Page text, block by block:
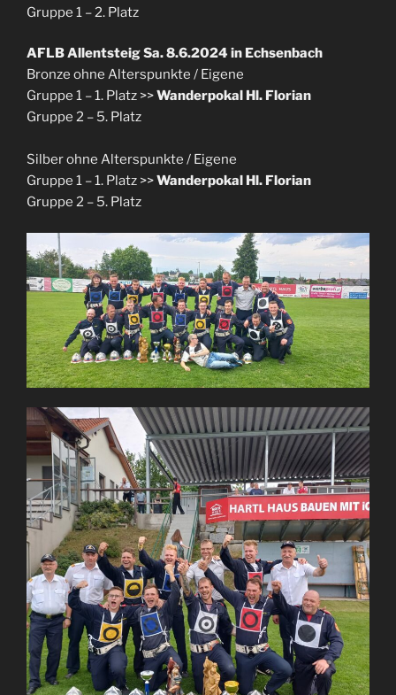
Gruppe 1 – 2. Platz
AFLB AllentsteigSa. 8.6.2024 in Echsenbach
Bronze ohne Alterspunkte / Eigene
Gruppe 1 – 1. Platz >>Wanderpokal Hl. Florian
Gruppe 2 – 5. Platz
Silber ohne Alterspunkte / Eigene
Gruppe 1 – 1. Platz >>Wanderpokal Hl. Florian
Gruppe 2 – 5. Platz